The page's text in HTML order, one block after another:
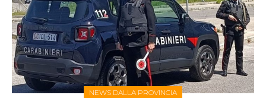
NEWS DALLA PROVINCIA